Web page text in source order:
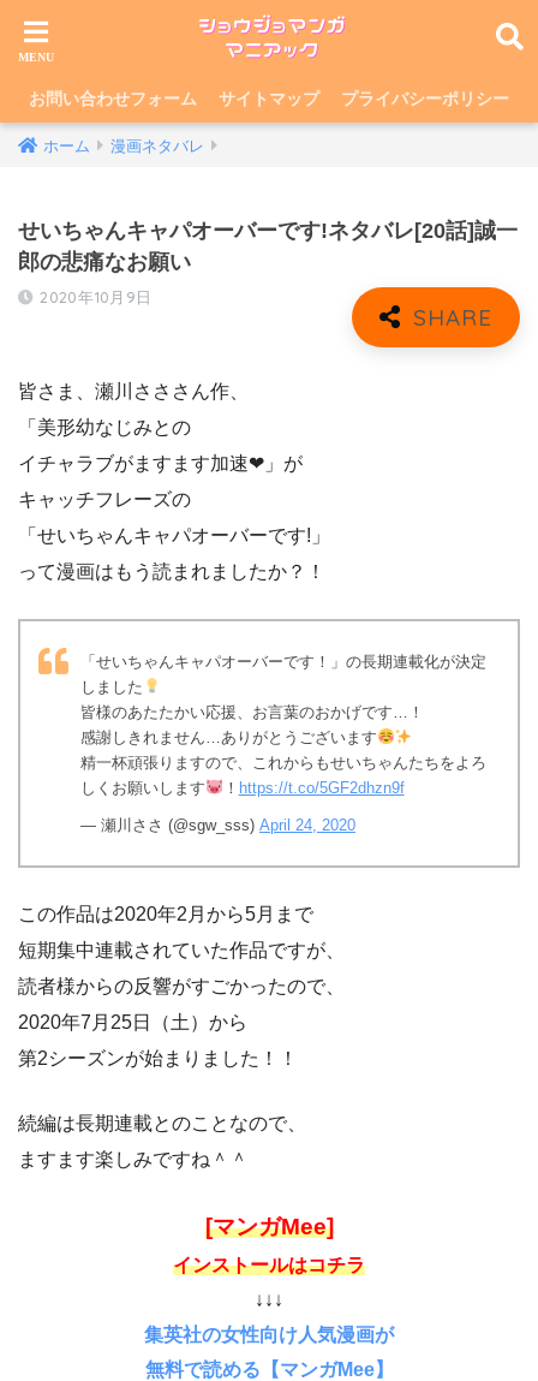
お問い合わせフォーム サイトマップ プライバシーポリシー
ホーム 漫画ネタバレ
せいちゃんキャパオーバーです!ネタバレ[20話]誠一
郎の悲痛なお願い
2020年10月9日
皆さま、瀬川さささん作、
「美形幼なじみとの
イチャラブがますます加速❤︎」が
キャッチフレーズの
「せいちゃんキャパオーバーです!」
って漫画はもう読まれましたか？！
「せいちゃんキャパオーバーです！」の長期連載化が決定
しました
皆様のあたたかい応援、お言葉のおかげです…！
感謝しきれません…ありがとうございます
精一杯頑張りますので、これからもせいちゃんたちをよろ
しくお願いします
！ https://t.co/5GF2dhzn9f
— 瀬川ささ (@sgw_sss) April 24, 2020
この作品は2020年2月から5月まで
短期集中連載されていた作品ですが、
読者様からの反響がすごかったので、
2020年7月25日（土）から
第2シーズンが始まりました！！
続編は長期連載とのことなので、
ますます楽しみですね＾＾
[マンガMee]
インストールはコチラ
↓↓↓
集英社の女性向け人気漫画が
無料で読める【マンガMee】